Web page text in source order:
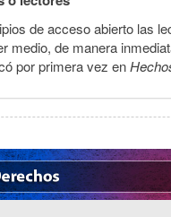
de acceso abierto las
medio, de manera
por primera vez en